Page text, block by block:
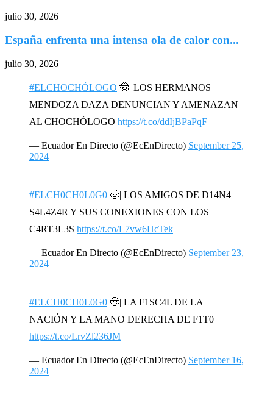
julio 30, 2026
España enfrenta una intensa ola de calor con...
julio 30, 2026
#ELCHOCHÓLOGO 🤠| LOS HERMANOS
MENDOZA DAZA DENUNCIAN Y AMENAZAN
AL CHOCHÓLOGO https://t.co/ddIjBPaPqF
— Ecuador En Directo (@EcEnDirecto) September 25,
2024
#ELCH0CH0L0G0 🤠| LOS AMIGOS DE D14N4
S4L4Z4R Y SUS CONEXIONES CON LOS
C4RT3L3S https://t.co/L7vw6HcTek
— Ecuador En Directo (@EcEnDirecto) September 23,
2024
#ELCH0CH0L0G0 🤠| LA F1SC4L DE LA
NACIÓN Y LA MANO DERECHA DE F1T0
https://t.co/LrvZl236JM
— Ecuador En Directo (@EcEnDirecto) September 16,
2024